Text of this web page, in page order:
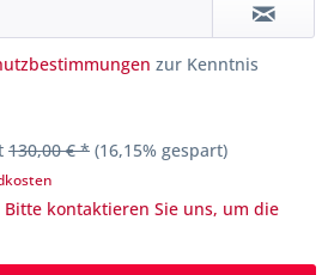
zur Kenntnis
130,00 € * (16,15% gespart)
kontaktieren Sie uns, um die